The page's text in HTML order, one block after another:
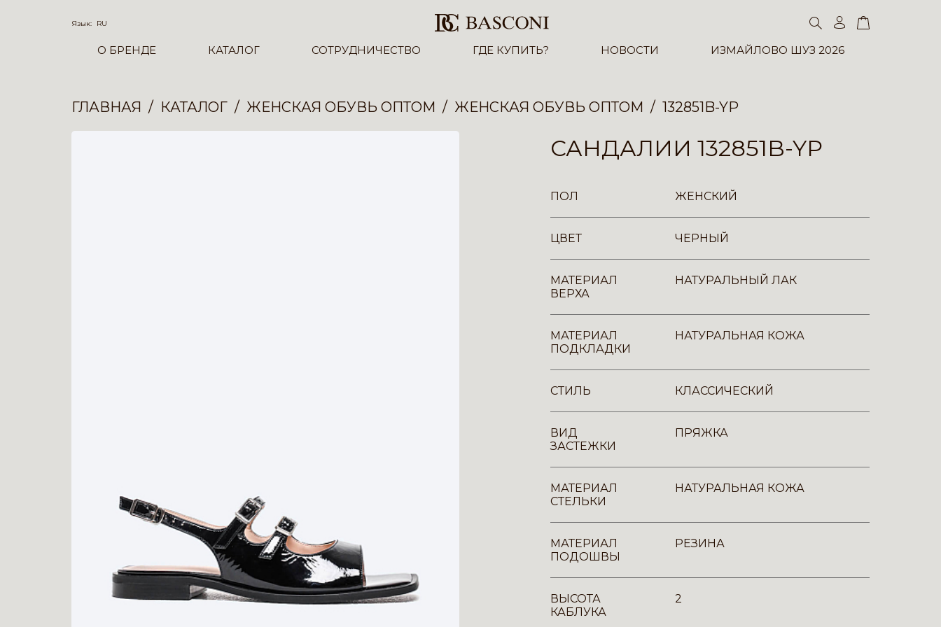
Язык: RU
О БРЕНДЕ КАТАЛОГ СОТРУДНИЧЕСТВО ГДЕ КУПИТЬ? НОВОСТИ ИЗМАЙЛОВО ШУЗ 2026
ГЛАВНАЯ КАТАЛОГ ЖЕНСКАЯ ОБУВЬ ОПТОМ ЖЕНСКАЯ ОБУВЬ ОПТОМ 132851B-YP
САНДАЛИИ 132851B-YP
ПОЛ ЖЕНСКИЙ
ЦВЕТ ЧЕРНЫЙ
МАТЕРИАЛ
ВЕРХА
НАТУРАЛЬНЫЙ ЛАК
МАТЕРИАЛ
ПОДКЛАДКИ
НАТУРАЛЬНАЯ КОЖА
СТИЛЬ КЛАССИЧЕСКИЙ
ВИД
ЗАСТЕЖКИ
ПРЯЖКА
МАТЕРИАЛ
СТЕЛЬКИ
НАТУРАЛЬНАЯ КОЖА
МАТЕРИАЛ
ПОДОШВЫ
РЕЗИНА
ВЫСОТА
КАБЛУКА
2